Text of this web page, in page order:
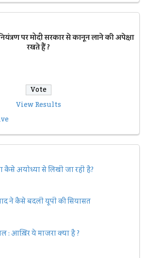
पर मोदी सरकार से कानून लाने की अपेक्षा
रखते हैं ?
View Results
कैसे अयोध्या से लिखी जा रही है?
ने कैसे बदली यूपी की सियासत
: आख़िर ये माजरा क्या है ?